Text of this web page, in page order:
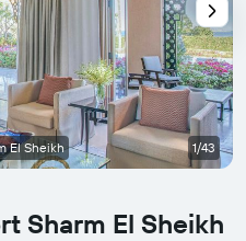
Sharm El Sheikh
El Sheikh 1/43